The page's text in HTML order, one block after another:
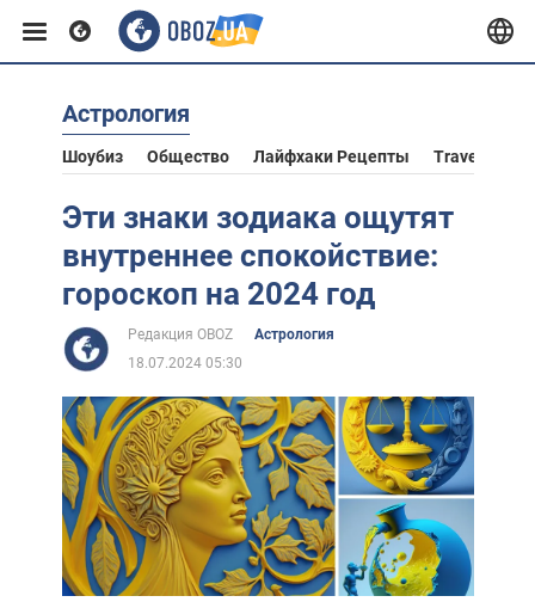
Европа
США
Азия
Африка
Жизнь
Лайфхаки
Астрология
Шоубиз Общество Лайфхаки Рецепты Travel
Эти знаки зодиака ощутят
внутреннее спокойствие:
гороскоп на 2024 год
Редакция OBOZ
Астрология
18.07.2024 05:30